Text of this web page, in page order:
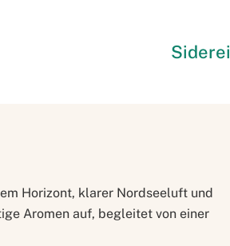
Siderei
Horizont, klarer Nordseeluft und
Aromen auf, begleitet von einer